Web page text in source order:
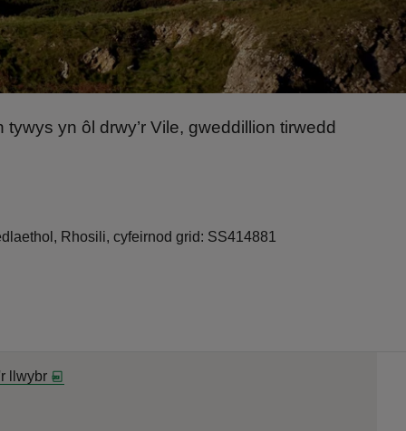
yn ôl drwy’r Vile, gweddillion tirwedd
Rhosili, cyfeirnod grid: SS414881
llwybr